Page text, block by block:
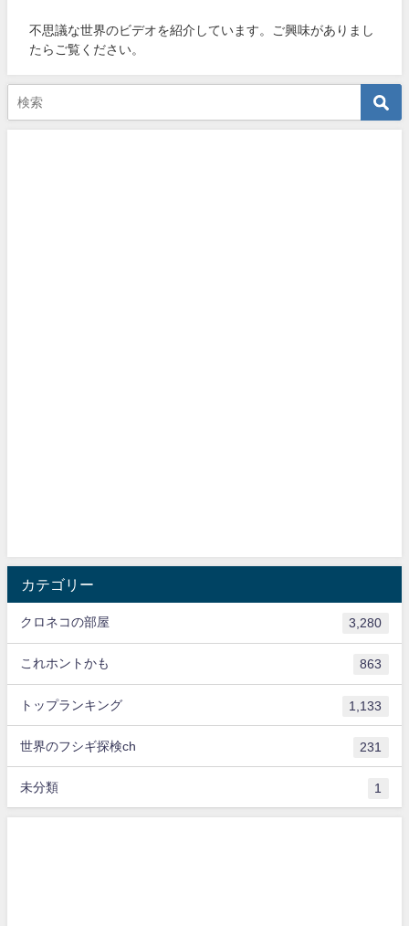
不思議な世界のビデオを紹介しています。ご興味がありまし
たらご覧ください。
カテゴリー
クロネコの部屋 3,280
これホントかも 863
トップランキング 1,133
世界のフシギ探検ch 231
未分類 1